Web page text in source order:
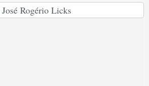
José Rogério Licks